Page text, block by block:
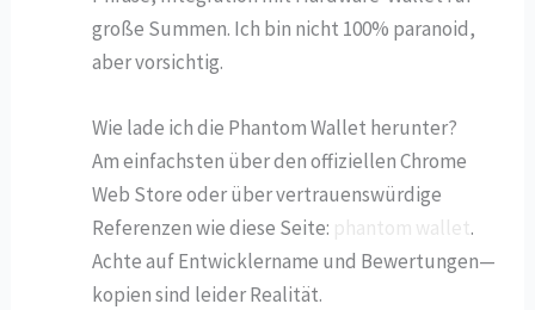
große Summen. Ich bin nicht 100% paranoid,
aber vorsichtig.
Wie lade ich die Phantom Wallet herunter?
Am einfachsten über den offiziellen Chrome
Web Store oder über vertrauenswürdige
Referenzen wie diese Seite:
phantom wallet.
Achte auf Entwicklername und Bewertungen—
kopien sind leider Realität.